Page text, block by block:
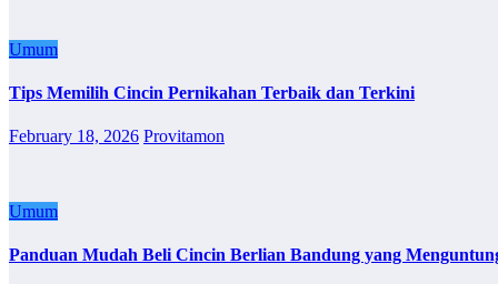
Umum
Tips Memilih Cincin Pernikahan Terbaik dan Terkini
February 18, 2026 Provitamon
Umum
Panduan Mudah Beli Cincin Berlian Bandung yang